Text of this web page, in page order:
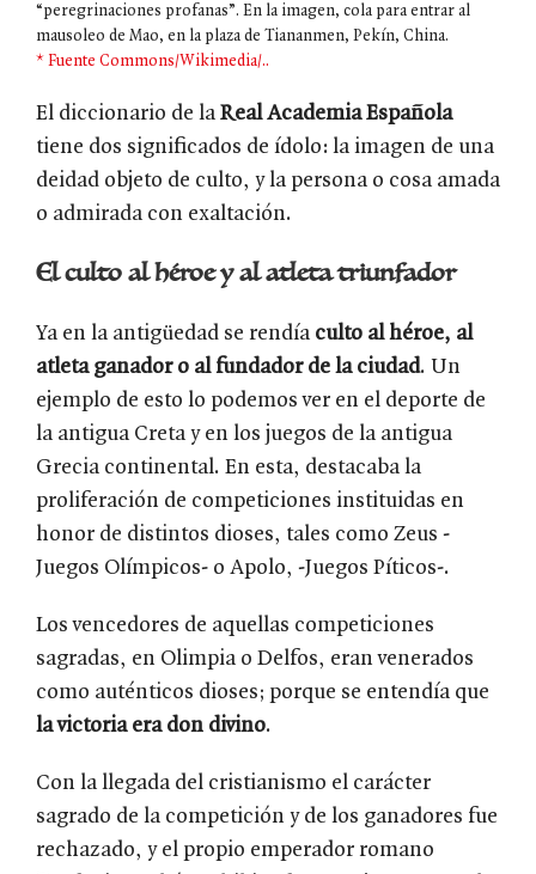
“peregrinaciones profanas”. En la imagen, cola para entrar al
mausoleo de Mao, en la plaza de Tiananmen, Pekín, China.
* Fuente Commons/Wikimedia/..
El diccionario de la Real Academia Española
tiene dos significados de ídolo: la imagen de una
deidad objeto de culto, y la persona o cosa amada
o admirada con exaltación.
El culto al héroe y al atleta triunfador
Ya en la antigüedad se rendía culto al héroe, al
atleta ganador o al fundador de la ciudad. Un
ejemplo de esto lo podemos ver en el deporte de
la antigua Creta y en los juegos de la antigua
Grecia continental. En esta, destacaba la
proliferación de competiciones instituidas en
honor de distintos dioses, tales como Zeus -
Juegos Olímpicos- o Apolo, -Juegos Píticos-.
Los vencedores de aquellas competiciones
sagradas, en Olimpia o Delfos, eran venerados
como auténticos dioses; porque se entendía que
la victoria era don divino.
Con la llegada del cristianismo el carácter
sagrado de la competición y de los ganadores fue
rechazado, y el propio emperador romano